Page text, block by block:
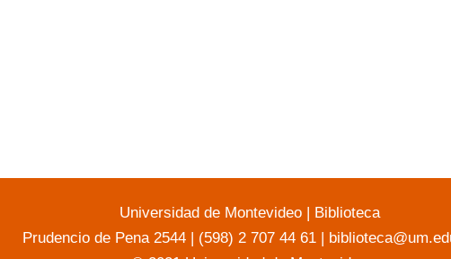
Universidad de Montevideo | Biblioteca
Prudencio de Pena 2544 | (598) 2 707 44 61 |